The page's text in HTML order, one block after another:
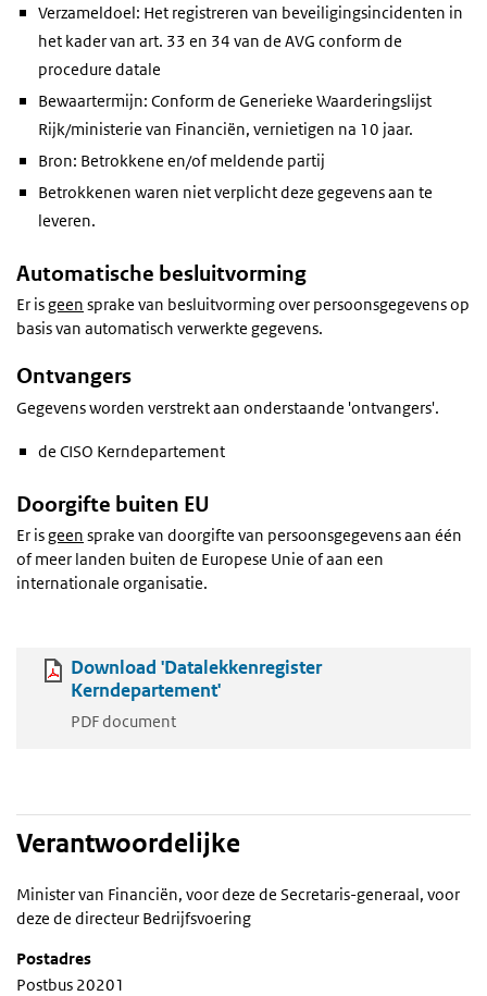
Verzameldoel: Het registreren van beveiligingsincidenten in
het kader van art. 33 en 34 van de AVG conform de
procedure datale
Bewaartermijn: Conform de Generieke Waarderingslijst
Rijk/ministerie van Financiën, vernietigen na 10 jaar.
Bron: Betrokkene en/of meldende partij
Betrokkenen waren niet verplicht deze gegevens aan te
leveren.
Automatische besluitvorming
Er isgeen sprake van besluitvorming over persoonsgegevens op
basis van automatisch verwerkte gegevens.
Ontvangers
Gegevens worden verstrekt aan onderstaande 'ontvangers'.
de CISO Kerndepartement
Doorgifte buiten EU
Er isgeen sprake van doorgifte van persoonsgegevens aan één
of meer landen buiten de Europese Unie of aan een
internationale organisatie.
Download 'Datalekkenregister
Kerndepartement'
PDF document
Verantwoordelijke
Minister van Financiën, voor deze de Secretaris-generaal, voor
deze de directeur Bedrijfsvoering
Postadres
Postbus 20201